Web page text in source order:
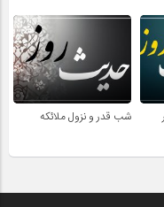
شب قدر و نزول ملائکه